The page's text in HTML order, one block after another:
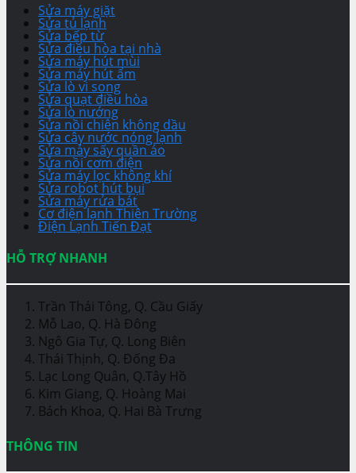
Sửa máy giặt
Sửa tủ lạnh
Sửa bếp từ
Sửa điều hòa tại nhà
Sửa máy hút mùi
Sửa máy hút ẩm
Sửa lò vi song
Sửa quạt điều hòa
Sửa lò nướng
Sửa nồi chiên không dầu
Sửa cây nước nóng lạnh
Sửa máy sấy quần áo
Sửa nồi cơm điện
Sửa máy lọc không khí
Sửa robot hút bụi
Sửa máy rửa bát
Cơ điện lạnh Thiên Trường
Điện Lạnh Tiến Đạt
HỖ TRỢ NHANH
Trần Thái Tông, Q. Cầu Giấy
Mỗ Lao, Q. Hà Đông
Ngô Gia Tự, Q. Long Biên
Thái Thịnh, Q. Đống Đa
Lạc Long Quân, Q.Tây Hồ
Kim Giang, Q. Hoàng Mai
Bách Khoa, Q. Hai Bà Trưng
THÔNG TIN